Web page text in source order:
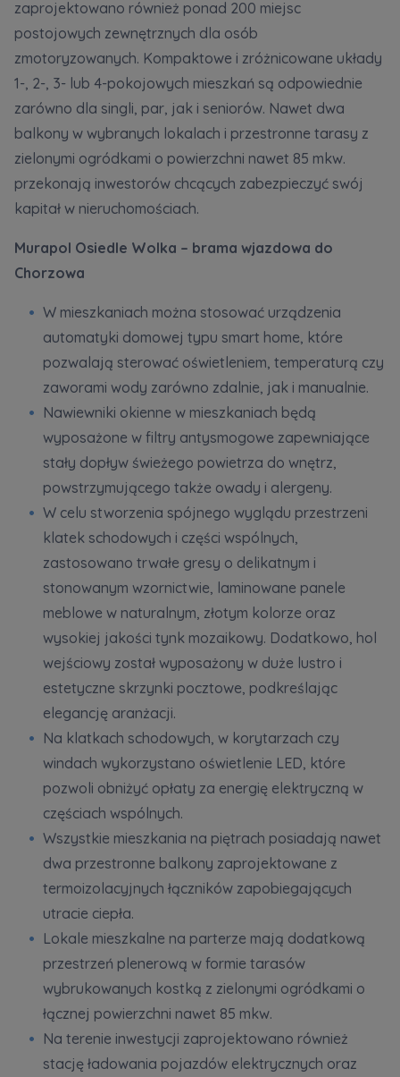
zaprojektowano również ponad 200 miejsc
postojowych zewnętrznych dla osób
zmotoryzowanych. Kompaktowe i zróżnicowane układy
1-, 2-, 3- lub 4-pokojowych mieszkań są odpowiednie
zarówno dla singli, par, jak i seniorów. Nawet dwa
balkony w wybranych lokalach i przestronne tarasy z
zielonymi ogródkami o powierzchni nawet 85 mkw.
przekonają inwestorów chcących zabezpieczyć swój
kapitał w nieruchomościach.
Murapol Osiedle Wolka – brama wjazdowa do
Chorzowa
W mieszkaniach można stosować urządzenia
automatyki domowej typu smart home, które
pozwalają sterować oświetleniem, temperaturą czy
zaworami wody zarówno zdalnie, jak i manualnie.
Nawiewniki okienne w mieszkaniach będą
wyposażone w filtry antysmogowe zapewniające
stały dopływ świeżego powietrza do wnętrz,
powstrzymującego także owady i alergeny.
W celu stworzenia spójnego wyglądu przestrzeni
klatek schodowych i części wspólnych,
zastosowano trwałe gresy o delikatnym i
stonowanym wzornictwie, laminowane panele
meblowe w naturalnym, złotym kolorze oraz
wysokiej jakości tynk mozaikowy. Dodatkowo, hol
wejściowy został wyposażony w duże lustro i
estetyczne skrzynki pocztowe, podkreślając
elegancję aranżacji.
Na klatkach schodowych, w korytarzach czy
windach wykorzystano oświetlenie LED, które
pozwoli obniżyć opłaty za energię elektryczną w
częściach wspólnych.
Wszystkie mieszkania na piętrach posiadają nawet
dwa przestronne balkony zaprojektowane z
termoizolacyjnych łączników zapobiegających
utracie ciepła.
Lokale mieszkalne na parterze mają dodatkową
przestrzeń plenerową w formie tarasów
wybrukowanych kostką z zielonymi ogródkami o
łącznej powierzchni nawet 85 mkw.
Na terenie inwestycji zaprojektowano również
stację ładowania pojazdów elektrycznych oraz